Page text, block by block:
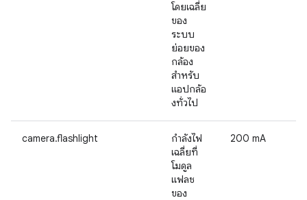
โดยเฉลี่ย
ของ
ระบบ
ย่อยของ
กล้อง
สำหรับ
แอปกล้อ
งทั่วไป
camera.flashlight
กำลังไฟ
เฉลี่ยที่
โมดูล
แฟลช
ของ
200 mA